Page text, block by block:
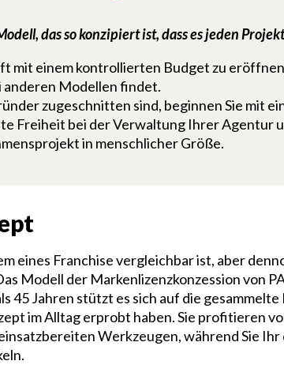
das so konzipiert ist, dass es jeden
mit einem kontrollierten Budget zu
anderen Modellen findet.
zugeschnitten sind, beginnen Sie mit
Freiheit bei der Verwaltung Ihrer Agentur
in menschlicher Größe.
eines Franchise vergleichbar ist, aber
Modell der Markenlizenzkonzession von
45 Jahren stützt es sich auf die
im Alltag erprobt haben. Sie profitieren
Werkzeugen, während Sie Ihr